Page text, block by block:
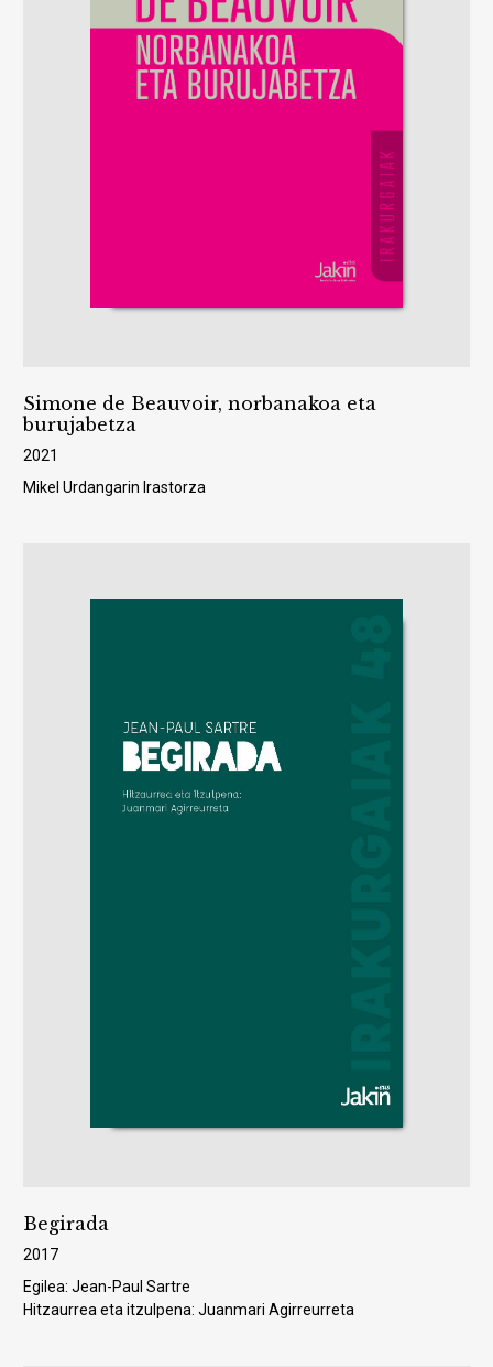
Simone de Beauvoir, norbanakoa eta
burujabetza
2021
Mikel Urdangarin Irastorza
Begirada
2017
Egilea: Jean-Paul Sartre
Hitzaurrea eta itzulpena: Juanmari Agirreurreta